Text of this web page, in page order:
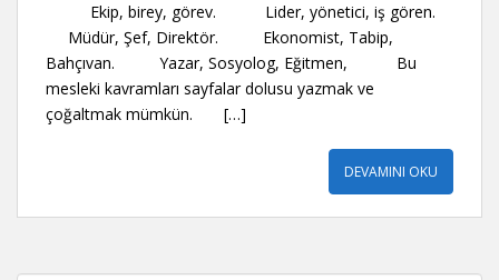
Ekip, birey, görev. Lider, yönetici, iş gören.
Müdür, Şef, Direktör. Ekonomist, Tabip,
Bahçıvan. Yazar, Sosyolog, Eğitmen, Bu
mesleki kavramları sayfalar dolusu yazmak ve
çoğaltmak mümkün. […]
DEVAMINI OKU